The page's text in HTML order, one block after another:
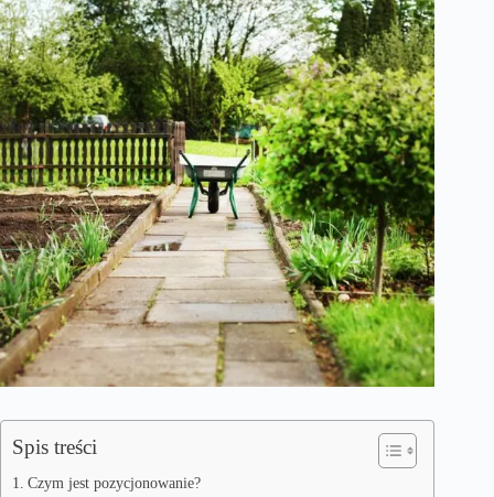
Spis treści
Czym jest pozycjonowanie?